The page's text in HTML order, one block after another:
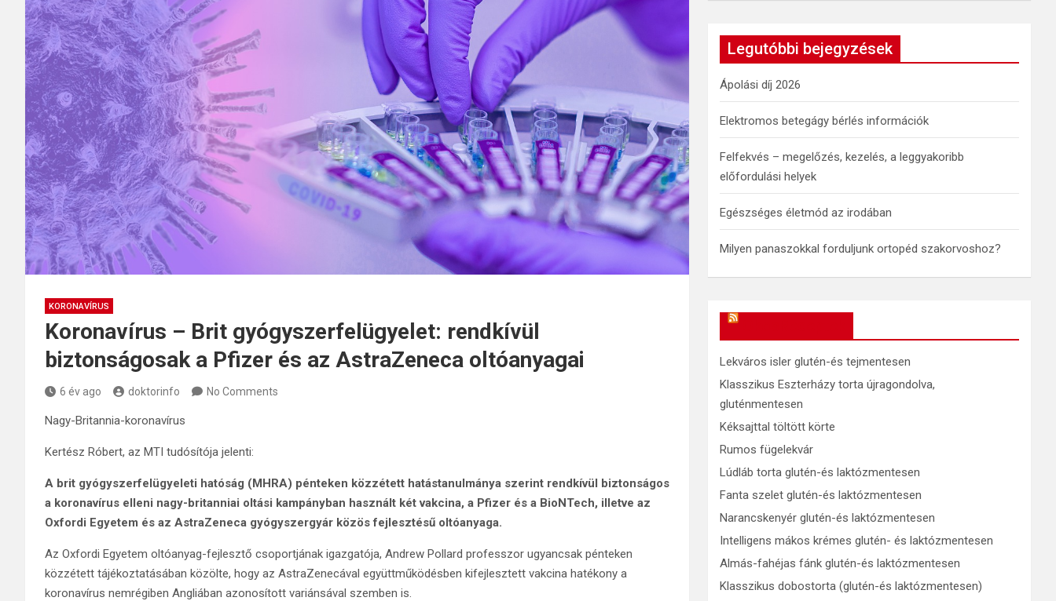
KORONAVÍRUS
Koronavírus – Brit gyógyszerfelügyelet: rendkívül
biztonságosak a Pfizer és az AstraZeneca oltóanyagai
6 év ago doktorinfo No Comments
Nagy-Britannia-koronavírus
Kertész Róbert, az MTI tudósítója jelenti:
A brit gyógyszerfelügyeleti hatóság (MHRA) pénteken közzétett hatástanulmánya szerint rendkívül biztonságos
a koronavírus elleni nagy-britanniai oltási kampányban használt két vakcina, a Pfizer és a BioNTech, illetve az
Oxfordi Egyetem és az AstraZeneca gyógyszergyár közös fejlesztésű oltóanyaga.
Az Oxfordi Egyetem oltóanyag-fejlesztő csoportjának igazgatója, Andrew Pollard professzor ugyancsak pénteken
közzétett tájékoztatásában közölte, hogy az AstraZenecával együttműködésben kifejlesztett vakcina hatékony a
koronavírus nemrégiben Angliában azonosított variánsával szemben is.
a
h
Legutóbbi bejegyzések
Ápolási díj 2026
Elektromos betegágy bérlés információk
Felfekvés – megelőzés, kezelés, a leggyakoribb
előfordulási helyek
Egészséges életmód az irodában
Milyen panaszokkal forduljunk ortopéd szakorvoshoz?
Lekváros isler glutén-és tejmentesen
Klasszikus Eszterházy torta újragondolva,
gluténmentesen
Kéksajttal töltött körte
Rumos fügelekvár
Lúdláb torta glutén-és laktózmentesen
Fanta szelet glutén-és laktózmentesen
Narancskenyér glutén-és laktózmentesen
Intelligens mákos krémes glutén- és laktózmentesen
Almás-fahéjas fánk glutén-és laktózmentesen
Klasszikus dobostorta (glutén-és laktózmentesen)